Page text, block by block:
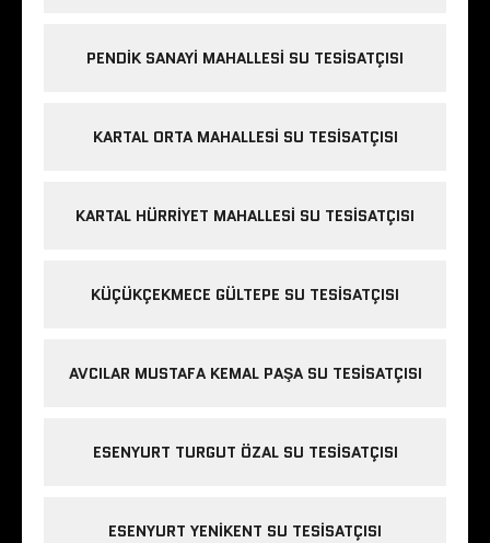
PENDIK SANAYI MAHALLESI SU TESISATÇISI
KARTAL ORTA MAHALLESI SU TESISATÇISI
KARTAL HÜRRIYET MAHALLESI SU TESISATÇISI
KÜÇÜKÇEKMECE GÜLTEPE SU TESISATÇISI
AVCILAR MUSTAFA KEMAL PAŞA SU TESISATÇISI
ESENYURT TURGUT ÖZAL SU TESISATÇISI
ESENYURT YENIKENT SU TESISATÇISI